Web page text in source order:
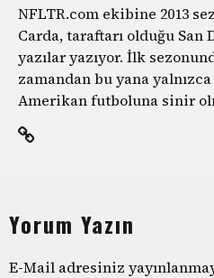
NFLTR.com ekibine 2013
Carda, taraftarı olduğu San
yazılar yazıyor. İlk
zamandan bu yana yalnızca
Amerikan futboluna sinir
Yorum Yazın
E-Mail adresiniz